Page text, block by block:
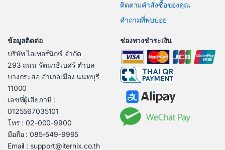
ติดตามคำสั่งซื้อของคุณ
คำถามที่พบบ่อย
ข้อมูลติดต่อ
บริษัท ไอเทอร์นิกซ์ จำกัด
293 ถนน รัตนาธิเบศร์ ตำบล
บางกระสอ อำเภอเมือง นนทบุรี
11000
เลขที่ผู้เสียภาษี :
0125567035101
โทร : 02-000-9900
มือถือ : 085-549-9995
Email : support@iternix.co.th
ช่องทางชำระเงิน